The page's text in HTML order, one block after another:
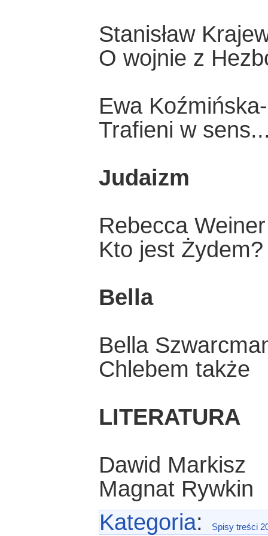
Stanisław
O wojnie z
Ewa
Trafieni w
Judaizm
Rebecca Weiner
Kto jest Żydem?
Bella
Bella
Chlebem także
LITERATURA
Dawid Markisz
Magnat Rywkin
Kategoria: Spisy treści